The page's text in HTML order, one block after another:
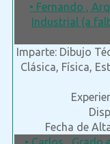
• Fernando ,
Industrial (a
Imparte: Dibujo
Clásica, Física,
Fecha de